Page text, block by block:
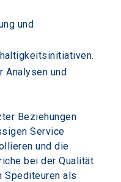
und
Analysen und
Beziehungen
Service
und die
bei der Qualität
Spediteuren als